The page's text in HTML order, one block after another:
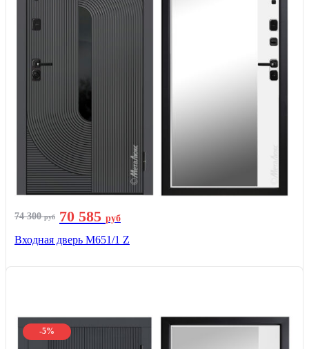
74 300руб 70 585 руб
Входная дверь М651/1 Z
-5%